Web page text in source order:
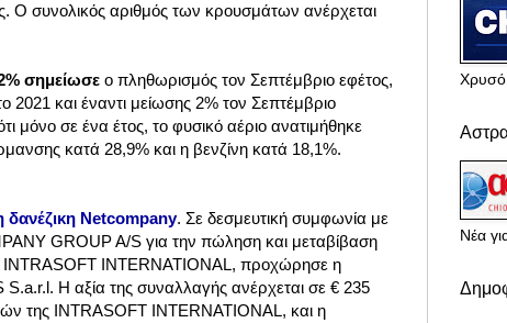
Ο συνολικός αριθμός των κρουσμάτων ανέρχεται
σημείωσε ο πληθωρισμός τον Σεπτέμβριο εφέτος,
και έναντι μείωσης 2% τον Σεπτέμβριο
μόνο σε ένα έτος, το φυσικό αέριο ανατιμήθηκε
κατά 28,9% και η βενζίνη κατά 18,1%.
δανέζικη Netcompany. Σε δεσμευτική συμφωνία με
GROUP A/S για την πώληση και μεταβίβαση
INTRASOFT INTERNATIONAL, προχώρησε η
Η αξία της συναλλαγής ανέρχεται σε € 235
της INTRASOFT INTERNATIONAL, και η
Χρυσό
Νέα